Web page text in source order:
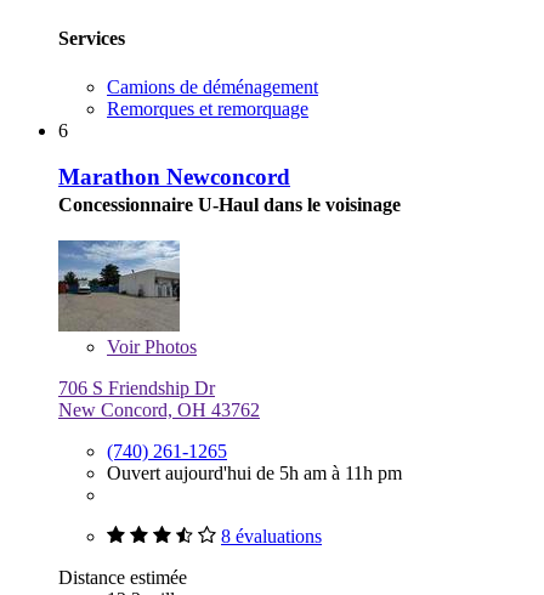
Services
Camions de déménagement
Remorques et remorquage
6
Marathon Newconcord
Concessionnaire U-Haul dans le voisinage
VoirPhotos
706 S Friendship Dr
New Concord, OH 43762
(740) 261-1265
Ouvert aujourd'hui de 5h am à 11h pm
8 évaluations
Distance estimée